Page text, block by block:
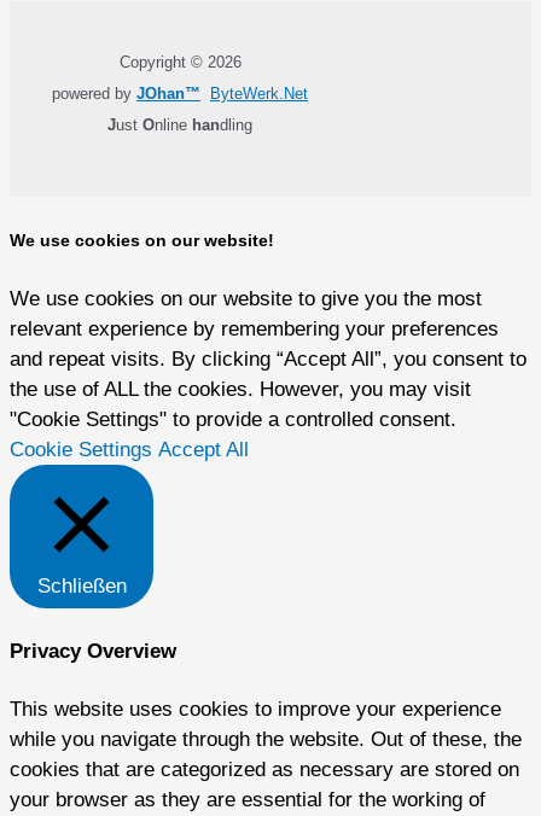
Copyright © 2026
powered by JOhan™
ByteWerk.Net
Just Online handling
We use cookies on our website!
We use cookies on our website to give you the most
relevant experience by remembering your preferences
and repeat visits. By clicking “Accept All”, you consent to
the use of ALL the cookies. However, you may visit
"Cookie Settings" to provide a controlled consent.
Cookie Settings Accept All
Schließen
Privacy Overview
This website uses cookies to improve your experience
while you navigate through the website. Out of these, the
cookies that are categorized as necessary are stored on
your browser as they are essential for the working of